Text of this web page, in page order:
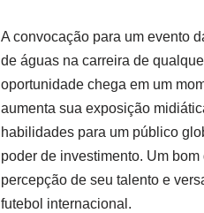
A convocação para um evento
de águas na carreira de
oportunidade chega em um
aumenta sua exposição
habilidades para um público
poder de investimento. Um
percepção de seu talento e
futebol internacional.